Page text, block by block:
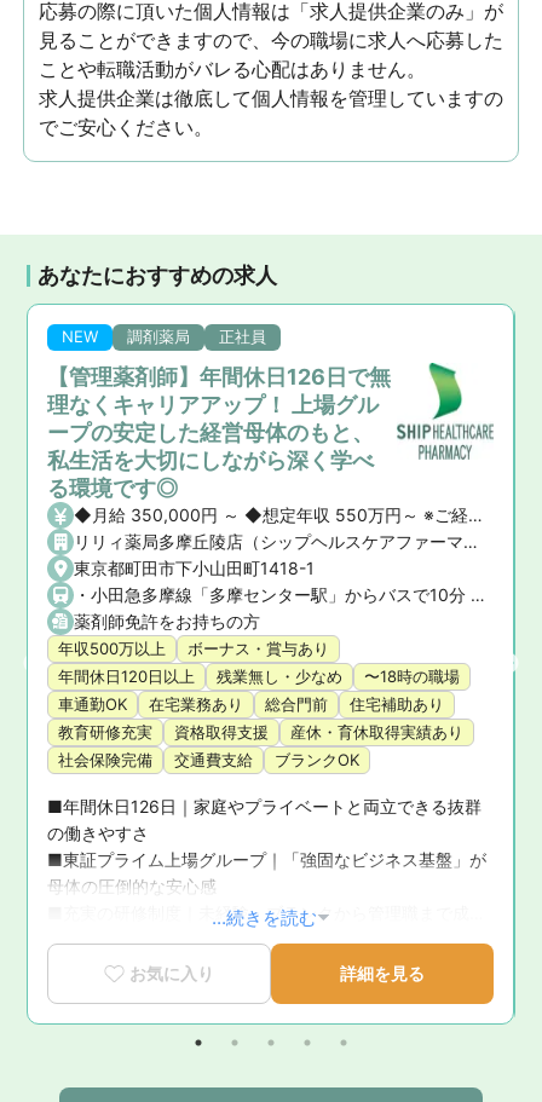
応募の際に頂いた個人情報は「求人提供企業のみ」が
見ることができますので、今の職場に求人へ応募した
ことや転職活動がバレる心配はありません。
求人提供企業は徹底して個人情報を管理していますの
でご安心ください。
あなたにおすすめの求人
NEW 調剤薬局 正社員
【管理薬剤師】年間休日126日で無
理なくキャリアアップ！ 上場グル
ープの安定した経営母体のもと、
私生活を大切にしながら深く学べ
る環境です◎
◆月給 350,000円 ～ ◆想定年収 550万円～ ※ご経験や前職の給与を考慮の上、決定いたします。 ◆昇給・賞与 ・昇給： あり ・賞与： あり（年2回）
リリィ薬局多摩丘陵店（シップヘルスケアファーマシー株式会社）
東京都町田市下小山田町1418-1
・小田急多摩線「多摩センター駅」からバスで10分 ・小田急小田原線「町田駅」からバスで25分 ★マイカー通勤OK！
薬剤師免許をお持ちの方
年収500万以上
ボーナス・賞与あり
年間休日120日以上
残業無し・少なめ
〜18時の職場
車通勤OK
在宅業務あり 総合門前
住宅補助あり
教育研修充実
資格取得支援
産休・育休取得実績あり
社会保険完備
交通費支給 ブランクOK
■年間休日126日｜家庭やプライベートと両立できる抜群
の働きやすさ
■東証プライム上場グループ｜「強固なビジネス基盤」が
母体の圧倒的な安心感
■充実の研修制度｜未経験・ブランクから管理職まで成長
を徹底サポート
■育休復帰率100％！｜ライフステージの変化に寄り添う
手厚いサポート体制
■新卒3年定着率95.5％｜「社員が転職活動をしなくてい
い環境」を追求した実績
...続きを読む
お気に入り 詳細を見る